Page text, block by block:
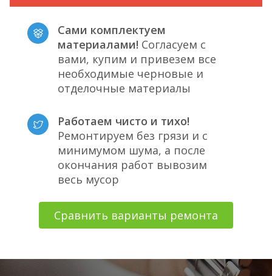
Сами комплектуем
материалами! Согласуем с
вами, купим и привезем все
необходимые черновые и
отделочные материалы
Работаем чисто и тихо!
Ремонтируем без грязи и с
минимумом шума, а после
окончания работ вывозим
весь мусор
Сравнить варианты ремонта